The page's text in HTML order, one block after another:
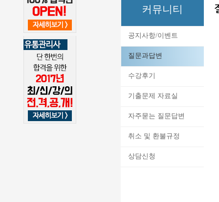
커뮤니티
공지사항/이벤트
질문과답변
수강후기
기출문제 자료실
자주묻는 질문답변
취소 및 환불규정
상담신청